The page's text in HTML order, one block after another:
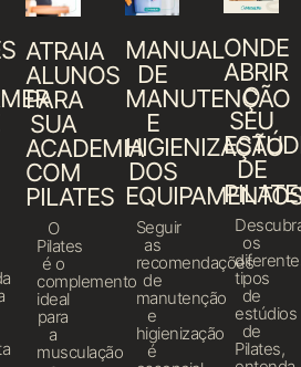
ATRAIA
ALUNOS
PARA
SUA
ACADEMIA
COM
PILATES
O
Pilates
é o
complemento
ideal
para
a
musculação
MANUAL
DE
MANUTENÇÃO
E
HIGIENIZAÇÃO
DOS
Seguir
as
recomendações
de
manutenção
e
higienização
é
ONDE
ABRIR
O
SEU
DE
os
tipos
de
estúdios
de
Pilates,